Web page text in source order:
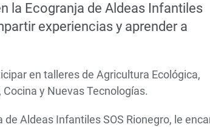
la Ecogranja de Aldeas Infantiles
experiencias y aprender a
en talleres de Agricultura Ecológica,
y Nuevas Tecnologías.
Aldeas Infantiles SOS Rionegro, le